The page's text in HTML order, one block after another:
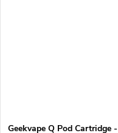
Geekvape Q Pod Cartridge -